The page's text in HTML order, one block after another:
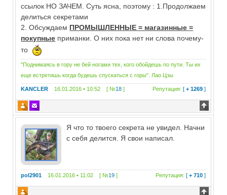
ссылок НО ЗАЧЕМ. Суть ясна, поэтому : 1.Продолжаем
делиться секретами
2. Обсуждаем ПРОМЫШЛЕННЫЕ = магазинные =
покупные приманки. О них пока нет ни слова почему-
то
"Поднимаясь в гору не бей ногами тех, кого обойдешь по пути. Ты их
еще встретишь когда будешь спускаться с горы". Лао Цзы
KANCLER 16.01.2016 • 10:52 [ №18 ] Репутация: [+ 1269 ]
Я что то твоего секрета не увидел. Начни
с себя делится. Я свои написал.
pol2901 16.01.2016 • 11:02 [ №19 ] Репутация: [+ 710 ]